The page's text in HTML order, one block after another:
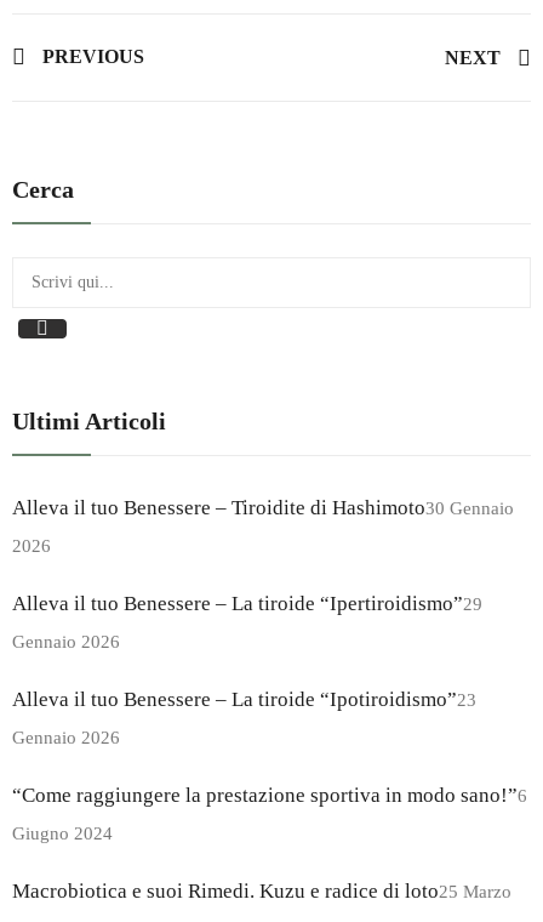
PREVIOUS NEXT
Cerca
Ultimi Articoli
Alleva il tuo Benessere – Tiroidite di Hashimoto30 Gennaio
2026
Alleva il tuo Benessere – La tiroide “Ipertiroidismo”29
Gennaio 2026
Alleva il tuo Benessere – La tiroide “Ipotiroidismo”23
Gennaio 2026
“Come raggiungere la prestazione sportiva in modo sano!”6
Giugno 2024
Macrobiotica e suoi Rimedi. Kuzu e radice di loto25 Marzo